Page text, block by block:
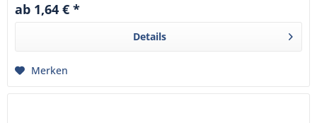
ab 1,64 € *
Details
Merken